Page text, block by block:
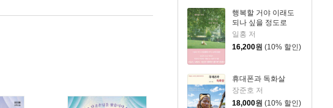
행복할 거야 이래도
되나 싶을 정도로
일홍 저
16,200원 (10% 할인)
휴대폰과 독화살
장준호 저
18,000원 (10% 할인)